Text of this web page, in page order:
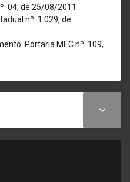
04, de 25/08/2011
nº. 1.029, de
Portaria MEC nº. 109,